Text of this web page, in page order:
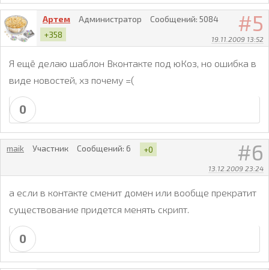
5
19.11.2009 13:52
Артем Администратор Сообщений: 5084
+358
Я ещё делаю шаблон Вконтакте под юКоз, но ошибка в
виде новостей, хз почему =(
0
6
13.12.2009 23:24
maik Участник Сообщений: 6 +0
а если в контакте сменит домен или вообще прекратит
существование придется менять скрипт.
0